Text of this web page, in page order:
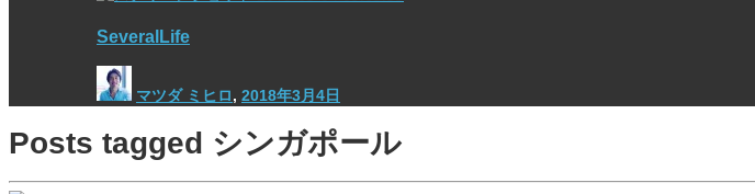
SeveralLife
マツダ ミヒロ, 2018年3月4日
Posts tagged シンガポール